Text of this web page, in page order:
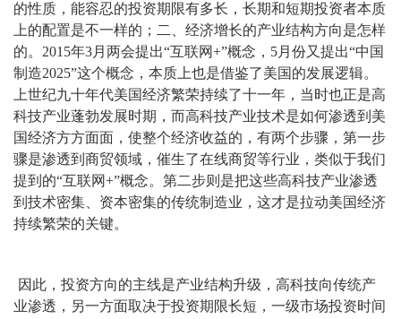
的性质，能容忍的投资期限有多长，长期和短期投资者本质
上的配置是不一样的；二、经济增长的产业结构方向是怎样
的。2015年3月两会提出“互联网+”概念，5月份又提出“中国
制造2025”这个概念，本质上也是借鉴了美国的发展逻辑。
上世纪九十年代美国经济繁荣持续了十一年，当时也正是高
科技产业蓬勃发展时期，而高科技产业技术是如何渗透到美
国经济方方面面，使整个经济收益的，有两个步骤，第一步
骤是渗透到商贸领域，催生了在线商贸等行业，类似于我们
提到的“互联网+”概念。第二步则是把这些高科技产业渗透
到技术密集、资本密集的传统制造业，这才是拉动美国经济
持续繁荣的关键。
因此，投资方向的主线是产业结构升级，高科技向传统产
业渗透，另一方面取决于投资期限长短，一级市场投资时间